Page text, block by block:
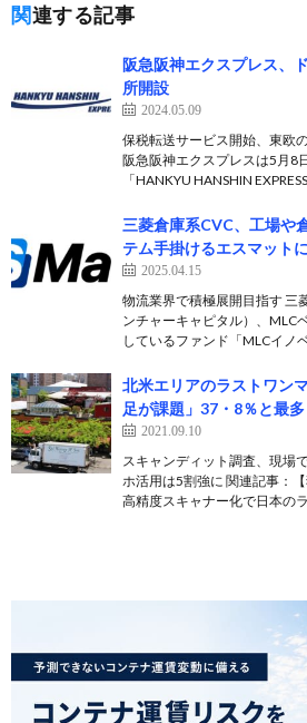
関連する記事
阪急阪神エクスプレス、
所開設
2024.05.09
保税転送サービス開始、東欧
阪急阪神エクスプレスは5月8
「HANKYU HANSHIN
三菱倉庫系CVC、工場や
テム手掛けるエスマット
2025.04.15
物流業界で積極展開目指す 三
ンチャーキャピタル）、MLC
しているファンド「MLCイノ
北米エリアのラストワン
足が課題」37・8％と最多
2021.09.10
スキャンディット調査、現場
ホ活用は5割強に 関連記事：
高精度スキャナー化で日本の